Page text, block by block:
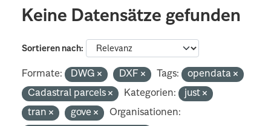
Keine Datensätze gefunden
Sortieren nach
Formate: DWG DXF Tags:
opendata
Cadastral parcels
Kategorien:
just
tran
gove
Organisationen: